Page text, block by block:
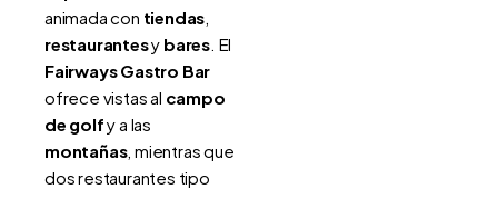
animada con tiendas,
restaurantesy bares. El
Fairways Gastro Bar
ofrece vistas al campo
de golfy a las
montañas, mientras que
dos restaurantes tipo